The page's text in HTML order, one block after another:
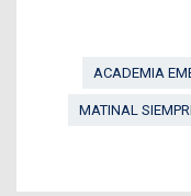
ACADEMIA
MATINAL